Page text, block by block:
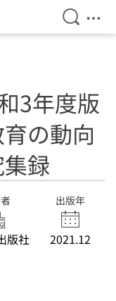
検索を
メ
3年度版
の動向
録
版社
出版年
2021.12